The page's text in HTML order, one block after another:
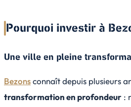
Pourquoi investir à
Une ville en pleine
Bezonsconnaît depuis plusieurs
transformation en profondeur :